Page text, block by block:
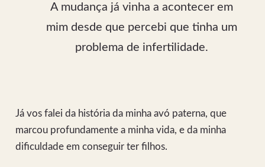
A mudança já vinha a acontecer em
mim desde que percebi que tinha um
problema de infertilidade.
Já vos falei da história da minha avó paterna, que
marcou profundamente a minha vida, e da minha
dificuldade em conseguir ter filhos.